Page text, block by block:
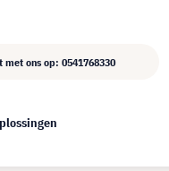
met ons op: 0541768330